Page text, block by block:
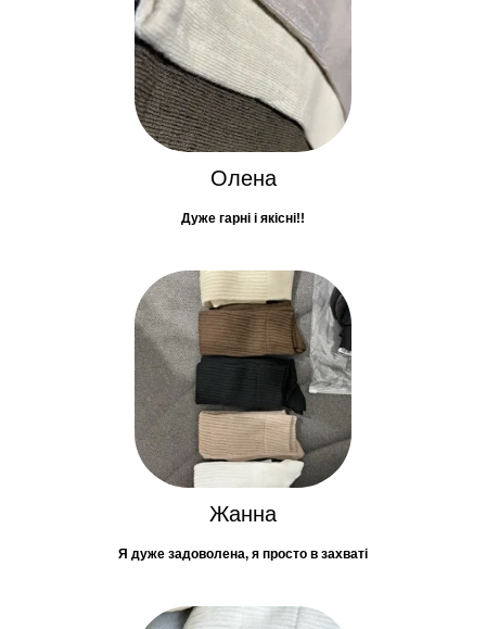
Олена
Дуже гарні і якісні!!
Жанна
Я дуже задоволена, я просто в захваті